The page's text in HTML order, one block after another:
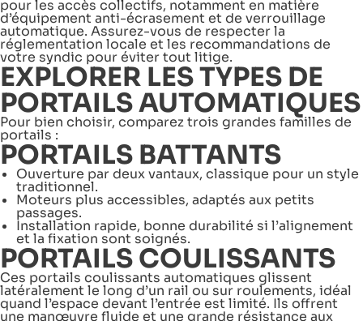
pour les accès collectifs, notamment en matière
d’équipement anti-écrasement et de verrouillage
automatique. Assurez-vous de respecter la
réglementation locale et les recommandations de
votre syndic pour éviter tout litige.
EXPLORER LES TYPES DE
PORTAILS AUTOMATIQUES
Pour bien choisir, comparez trois grandes familles de
portails :
PORTAILS BATTANTS
Ouverture par deux vantaux, classique pour un style
traditionnel.
Moteurs plus accessibles, adaptés aux petits
passages.
Installation rapide, bonne durabilité si l’alignement
et la fixation sont soignés.
PORTAILS COULISSANTS
Ces portails coulissants automatiques glissent
latéralement le long d’un rail ou sur roulements, idéal
quand l’espace devant l’entrée est limité. Ils offrent
une manœuvre fluide et une grande résistance aux